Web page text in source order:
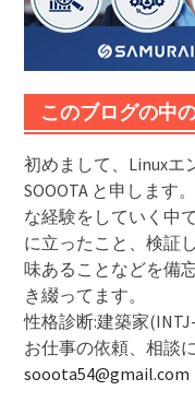
このブログの中
初めまして、Linuxエ
SOOOTA と申します。
な経験をしていく中
に立ったこと、検証
味あることなどを備
き綴ってます。
性格診断:建築家
お仕事の依頼、相談
sooota54@gmail.com